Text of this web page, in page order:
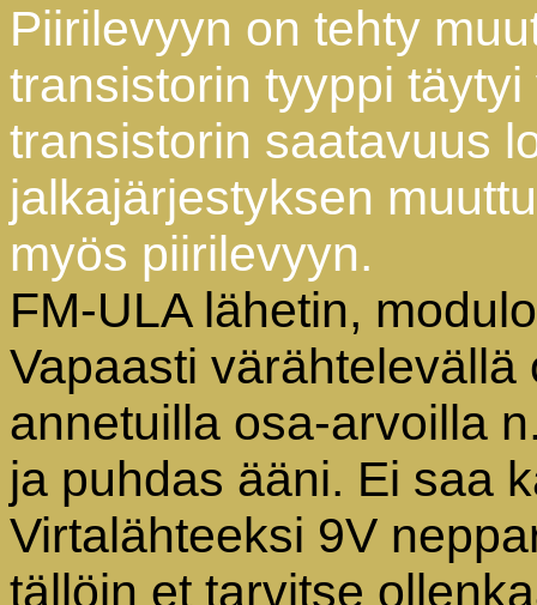
Piirilevyyn on tehty
transistorin tyyppi
transistorin saatavuus
jalkajärjestyksen
myös piirilevyyn.
FM-ULA lähetin,
Vapaasti
annetuilla osa-arvoilla
ja puhdas ääni. Ei saa
Virtalähteeksi 9V
tällöin et tarvitse